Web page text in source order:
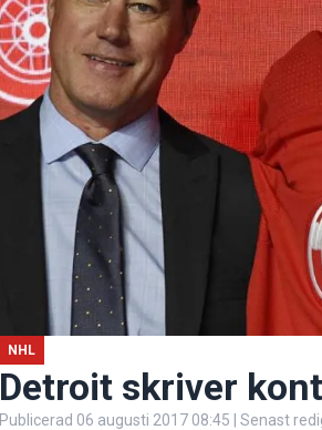
NHL
Detroit skriver
Publicerad 06 augusti 2017 08:45 | Senast